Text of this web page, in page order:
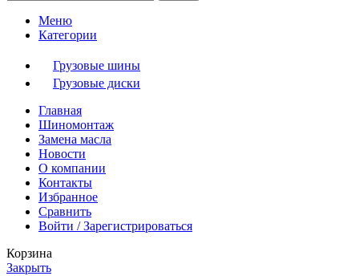
Меню
Категории
Грузовые шины
Грузовые диски
Главная
Шиномонтаж
Замена масла
Новости
О компании
Контакты
Избранное
Сравнить
Войти / Зарегистрироваться
Корзина
Закрыть